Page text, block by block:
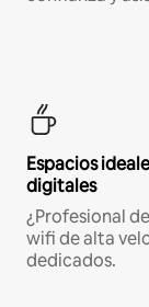
Espacios
digitales
¿Profesional
wifi de alta
dedicados.